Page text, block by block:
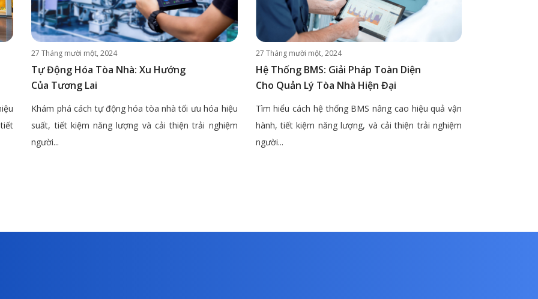
27 Tháng mười một, 2024
Tự Động Hóa Tòa Nhà: Xu Hướng
Của Tương Lai
Khám phá cách tự động hóa tòa nhà tối ưu hóa hiệu
suất, tiết kiệm năng lượng và cải thiện trải nghiệm
người...
27 Tháng mười một, 2024
Hệ Thống BMS: Giải Pháp Toàn Diện
Cho Quản Lý Tòa Nhà Hiện Đại
Tìm hiểu cách hệ thống BMS nâng cao hiệu quả vận
hành, tiết kiệm năng lượng, và cải thiện trải nghiệm
người...